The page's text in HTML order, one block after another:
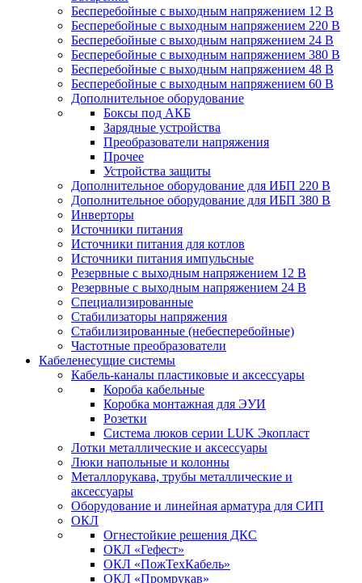
Бесперебойные с выходным напряжением 12 В
Бесперебойные с выходным напряжением 220 В
Бесперебойные с выходным напряжением 24 В
Бесперебойные с выходным напряжением 380 В
Бесперебойные с выходным напряжением 48 В
Бесперебойные с выходным напряжением 60 В
Дополнительное оборудование
Боксы под АКБ
Зарядные устройства
Преобразователи напряжения
Прочее
Устройства защиты
Дополнительное оборудование для ИБП 220 В
Дополнительное оборудование для ИБП 380 В
Инверторы
Источники питания
Источники питания для котлов
Источники питания импульсные
Резервные с выходным напряжением 12 В
Резервные с выходным напряжением 24 В
Специализированные
Стабилизаторы напряжения
Стабилизированные (небесперебойные)
Частотные преобразователи
Кабеленесущие системы
Кабель-каналы пластиковые и аксессуары
Короба кабельные
Коробка монтажная для ЭУИ
Розетки
Система люков серии LUK Экопласт
Лотки металлические и аксессуары
Люки напольные и колонны
Металлорукава, трубы металлические и
аксессуары
Оборудование и линейная арматура для СИП
ОКЛ
Огнестойкие решения ДКС
ОКЛ «Гефест»
ОКЛ «ПожТехКабель»
ОКЛ «Промрукав»